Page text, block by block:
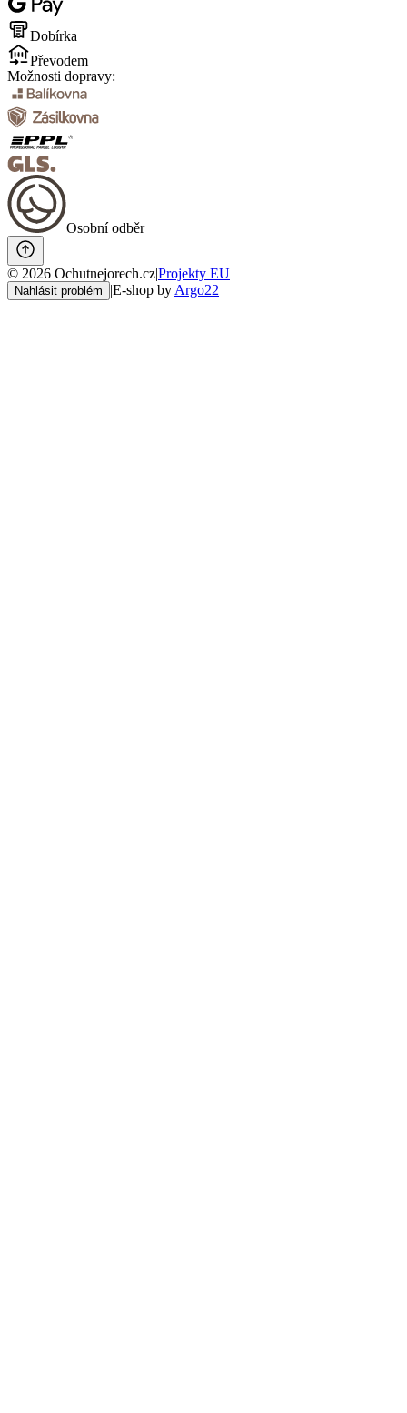
Dobírka
Převodem
Možnosti dopravy:
Osobní odběr
© 2026 Ochutnejorech.cz|Projekty EU
Nahlásit problém |E-shop by Argo22